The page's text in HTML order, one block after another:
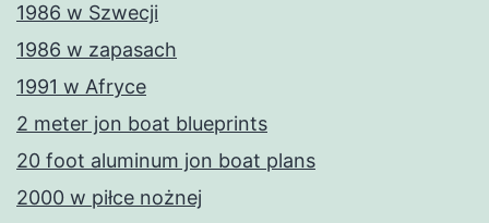
1986 w Szwecji
1986 w zapasach
1991 w Afryce
2 meter jon boat blueprints
20 foot aluminum jon boat plans
2000 w piłce nożnej